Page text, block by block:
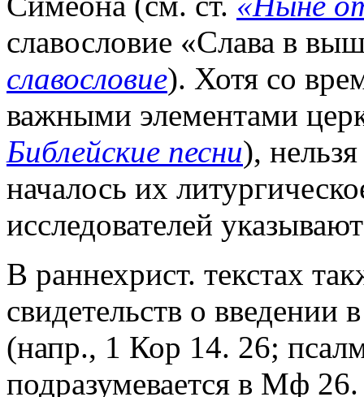
славословие «Слава в
славословие). Хотя со
важными элементами
Библейские песни),
началось их
исследователей
В раннехрист. текстах
свидетельств о введении
(напр., 1 Кор 14. 26;
подразумевается в Мф